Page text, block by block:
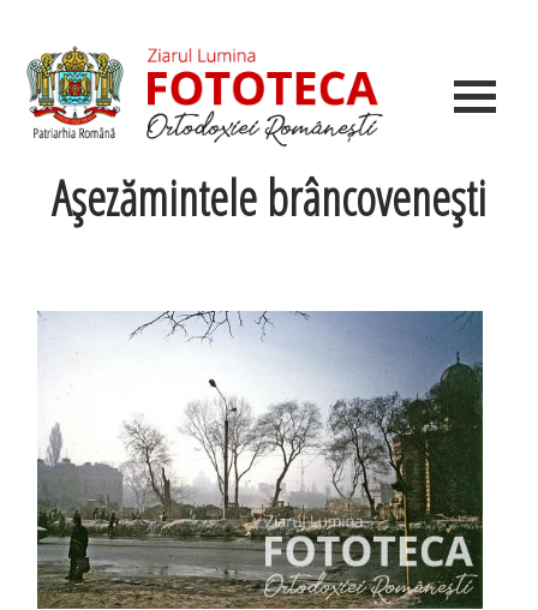
Aşezămintele brâncoveneşti